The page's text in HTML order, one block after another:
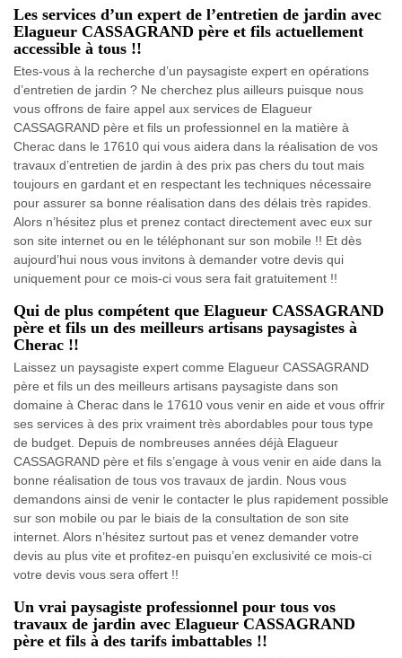
Les services d’un expert de l’entretien de jardin avec
Elagueur CASSAGRAND père et fils actuellement
accessible à tous !!
Etes-vous à la recherche d’un paysagiste expert en opérations
d’entretien de jardin ? Ne cherchez plus ailleurs puisque nous
vous offrons de faire appel aux services de Elagueur
CASSAGRAND père et fils un professionnel en la matière à
Cherac dans le 17610 qui vous aidera dans la réalisation de vos
travaux d’entretien de jardin à des prix pas chers du tout mais
toujours en gardant et en respectant les techniques nécessaire
pour assurer sa bonne réalisation dans des délais très rapides.
Alors n’hésitez plus et prenez contact directement avec eux sur
son site internet ou en le téléphonant sur son mobile !! Et dès
aujourd’hui nous vous invitons à demander votre devis qui
uniquement pour ce mois-ci vous sera fait gratuitement !!
Qui de plus compétent que Elagueur CASSAGRAND
père et fils un des meilleurs artisans paysagistes à
Cherac !!
Laissez un paysagiste expert comme Elagueur CASSAGRAND
père et fils un des meilleurs artisans paysagiste dans son
domaine à Cherac dans le 17610 vous venir en aide et vous offrir
ses services à des prix vraiment très abordables pour tous type
de budget. Depuis de nombreuses années déjà Elagueur
CASSAGRAND père et fils s’engage à vous venir en aide dans la
bonne réalisation de tous vos travaux de jardin. Nous vous
demandons ainsi de venir le contacter le plus rapidement possible
sur son mobile ou par le biais de la consultation de son site
internet. Alors n’hésitez surtout pas et venez demander votre
devis au plus vite et profitez-en puisqu’en exclusivité ce mois-ci
votre devis vous sera offert !!
Un vrai paysagiste professionnel pour tous vos
travaux de jardin avec Elagueur CASSAGRAND
père et fils à des tarifs imbattables !!